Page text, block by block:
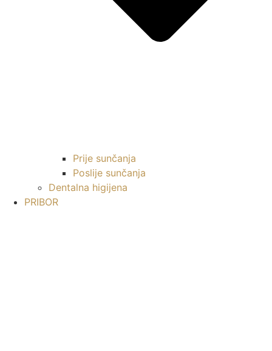
Prije sunčanja
Poslije sunčanja
Dentalna higijena
PRIBOR